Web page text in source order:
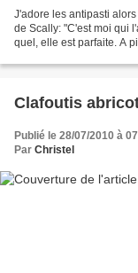
J'adore les antipasti
de Scally: "C'est moi qui
quel, elle est parfaite. A
Clafoutis
Publié le 28/07/2010 à
Par Christel